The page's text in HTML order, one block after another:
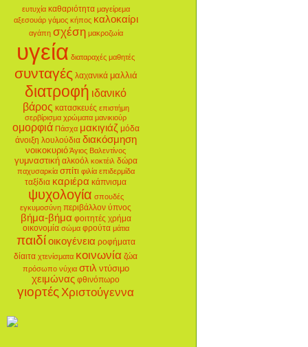
ευτυχία καθαριότητα μαγείρεμα
αξεσουάρ γάμος κήπος καλοκαίρι
αγάπη σχέση μακροζωία
υγεία διαταραχές μαθητές
συνταγές λαχανικά μαλλιά
διατροφή ιδανικό
βάρος κατασκευές επιστήμη
σερβίρισμα χρώματα μανικιούρ
ομορφιά Πάσχα μακιγιάζ μόδα
άνοιξη λουλούδια διακόσμηση
νοικοκυριόΆγιος Βαλεντίνος
γυμναστική αλκοόλ κοκτέιλ δώρα
παχυσαρκία σπίτι φιλία επιδερμίδα
ταξίδια καριέρα κάπνισμα
ψυχολογία σπουδές
εγκυμοσύνη περιβάλλον ύπνος
βήμα-βήμα φοιτητές χρήμα
οικονομία σώμα φρούτα μάτια
παιδί οικογένεια ροφήματα
δίαιτα χτενίσματα κοινωνία ζώα
πρόσωπο νύχια στιλ ντύσιμο
χειμώνας φθινόπωρο
γιορτές Χριστούγεννα